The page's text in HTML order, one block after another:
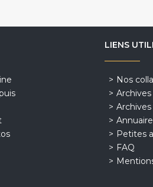
LIENS
Nos
Archives
Petites
FAQ